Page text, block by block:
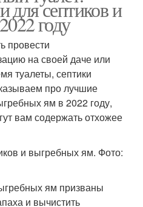
для септиков и
году
провести
на своей даче или
туалеты, септики
про лучшие
ям в 2022 году,
вам содержать отхожее
и выгребных ям. Фото:
ям призваны
и вычистить